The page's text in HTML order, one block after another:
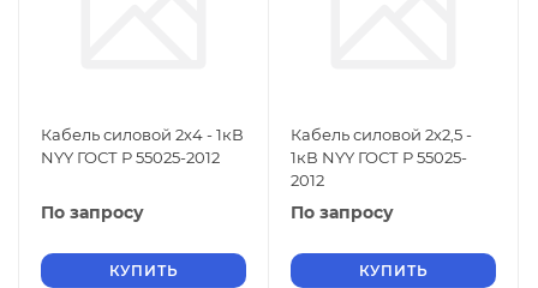
Кабель силовой 2х4 - 1кВ
NYY ГОСТ Р 55025-2012
По запросу
КУПИТЬ
Кабель силовой 2х2,5 -
1кВ NYY ГОСТ Р 55025-
2012
По запросу
КУПИТЬ